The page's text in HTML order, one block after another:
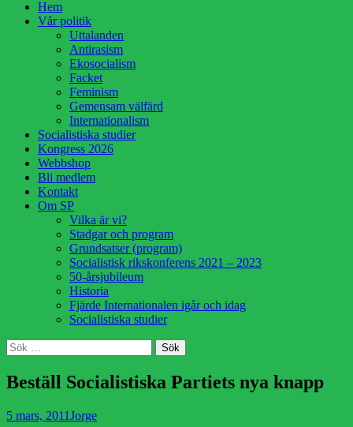
HoppaHem
Vår politik
Uttalanden
Antirasism
Ekosocialism
Facket
Feminism
Gemensam välfärd
Internationalism
Socialistiska studier
Kongress 2026
Webbshop
Bli medlem
Kontakt
Om SP
Vilka är vi?
Stadgar och program
Grundsatser (program)
Socialistisk rikskonferens 2021 – 2023
50-årsjubileum
Historia
Fjärde Internationalen igår och idag
Socialistiska studier
Sök
Sök
efter:
Beställ Socialistiska Partiets nya knapp
Publicerad
5 mars, 2011 Författare
Jorge